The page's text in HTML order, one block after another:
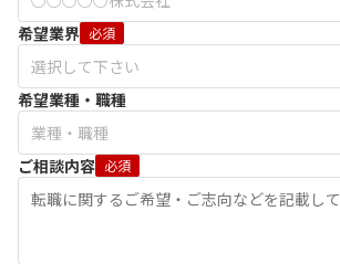
希望業界 必須
希望業種・職種
ご相談内容 必須